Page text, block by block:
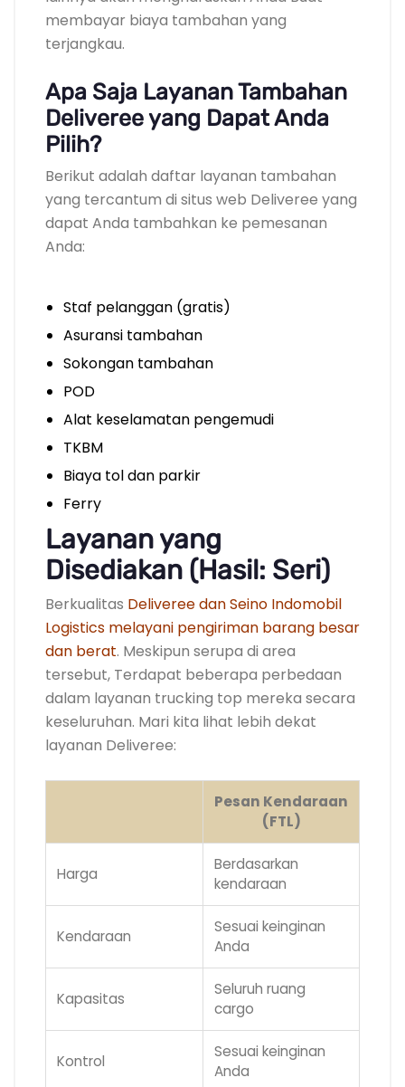
membayar biaya tambahan yang
terjangkau.
Apa Saja Layanan Tambahan
Deliveree yang Dapat Anda
Pilih?
Berikut adalah daftar layanan tambahan
yang tercantum di situs web Deliveree yang
dapat Anda tambahkan ke pemesanan
Anda:
Staf pelanggan (gratis)
Asuransi tambahan
Sokongan tambahan
POD
Alat keselamatan pengemudi
TKBM
Biaya tol dan parkir
Ferry
Layanan yang
Disediakan (Hasil: Seri)
Berkualitas Deliveree dan Seino Indomobil
Logistics melayani pengiriman barang besar
dan berat. Meskipun serupa di area
tersebut, Terdapat beberapa perbedaan
dalam layanan trucking top mereka secara
keseluruhan. Mari kita lihat lebih dekat
layanan Deliveree:
Pesan Kendaraan
(FTL)
Harga
Berdasarkan
kendaraan
Kendaraan
Sesuai keinginan
Anda
Kapasitas
Seluruh ruang
cargo
Kontrol
Sesuai keinginan
Anda